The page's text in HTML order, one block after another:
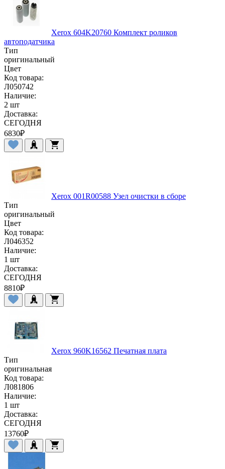
Xerox 604K20760 Комплект роликов
автоподатчика
Тип
оригинальный
Цвет
Код товара:
Л050742
Наличие:
2 шт
Доставка:
СЕГОДНЯ
6830₽
Xerox 001R00588 Узел очистки в сборе
Тип
оригинальный
Цвет
Код товара:
Л046352
Наличие:
1 шт
Доставка:
СЕГОДНЯ
8810₽
Xerox 960K16562 Печатная плата
Тип
оригинальная
Код товара:
Л081806
Наличие:
1 шт
Доставка:
СЕГОДНЯ
13760₽